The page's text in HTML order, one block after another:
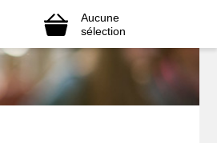
Aucune
sélection